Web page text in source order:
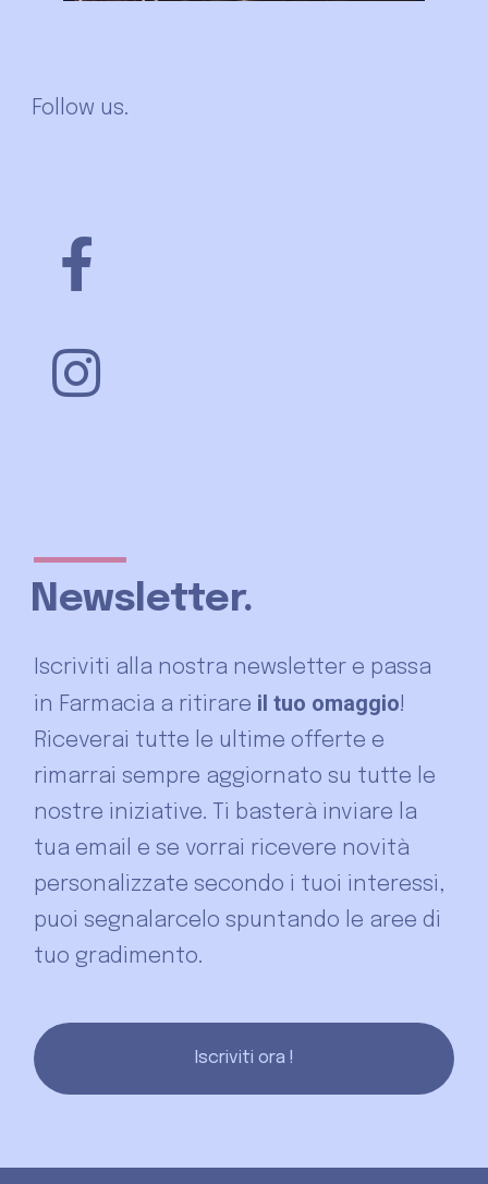
Follow us.
Newsletter.
Iscriviti alla nostra newsletter e passa
in Farmacia a ritirare il tuo omaggio!
Riceverai tutte le ultime offerte e
rimarrai sempre aggiornato su tutte le
nostre iniziative. Ti basterà inviare la
tua email e se vorrai ricevere novità
personalizzate secondo i tuoi interessi,
puoi segnalarcelo spuntando le aree di
tuo gradimento.
Iscriviti ora !